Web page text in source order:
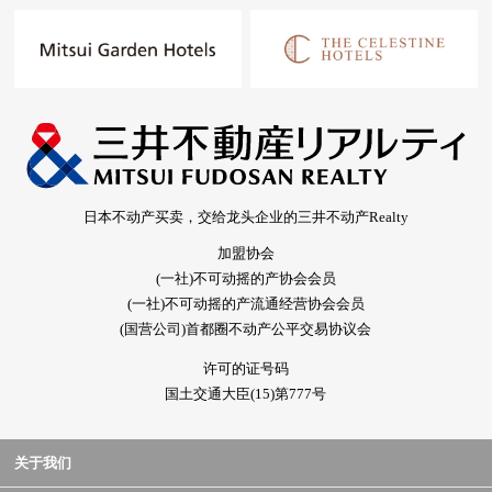
日本不动产买卖，交给龙头企业的三井不动产Realty
加盟协会
(一社)不可动摇的产协会会员
(一社)不可动摇的产流通经营协会会员
(国营公司)首都圈不动产公平交易协议会
许可的证号码
国土交通大臣(15)第777号
关于我们